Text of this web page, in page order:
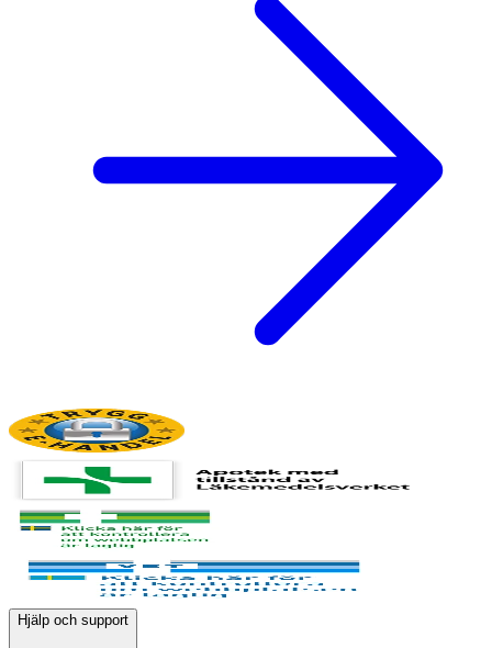
Hjälp och support